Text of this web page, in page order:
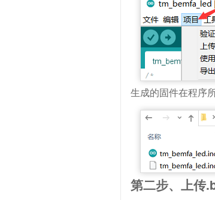
生成的固件在程序
第二步、上传